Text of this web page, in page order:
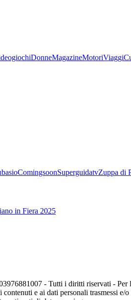
DonneMagazineMotoriViaggi
ComingsoonSuperguidatvZuppa di
in Fiera 2025
- Tutti i diritti riservati -
contenuti e ai dati personali trasmessi